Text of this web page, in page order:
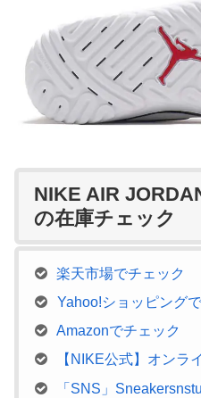
NIKE AIR
の在庫チェック
楽天市場でチェック
Yahoo!ショッピング
Amazonでチェック
【NIKE公式】オンラ
「SNS」